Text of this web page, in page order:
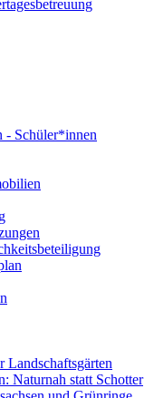
- Schüler*innen
Landschaftsgärten
Naturnah statt Schotter